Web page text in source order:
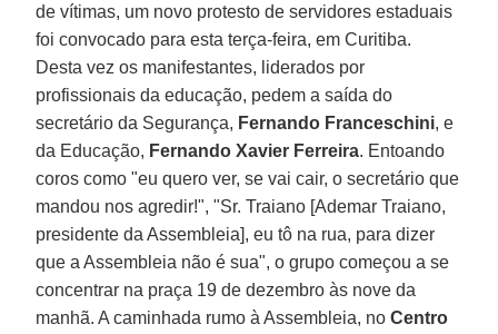
de vítimas, um novo protesto de servidores estaduais
foi convocado para esta terça-feira, em Curitiba.
Desta vez os manifestantes, liderados por
profissionais da educação, pedem a saída do
secretário da Segurança, Fernando Franceschini, e
da Educação, Fernando Xavier Ferreira. Entoando
coros como "eu quero ver, se vai cair, o secretário que
mandou nos agredir!", "Sr. Traiano [Ademar Traiano,
presidente da Assembleia], eu tô na rua, para dizer
que a Assembleia não é sua", o grupo começou a se
concentrar na praça 19 de dezembro às nove da
manhã. A caminhada rumo à Assembleia, noCentro